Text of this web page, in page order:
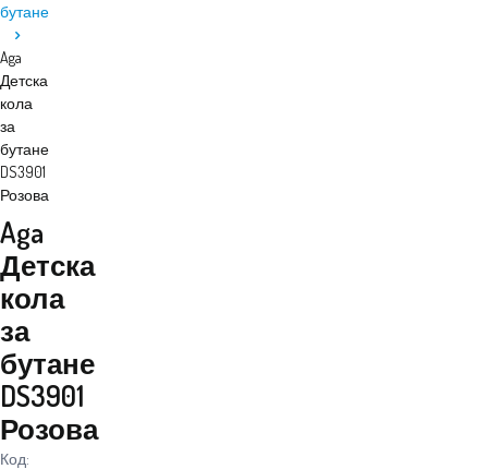
бутане
Aga
Детска
кола
за
бутане
DS3901
Розова
Aga
Детска
кола
за
бутане
DS3901
Розова
Код: